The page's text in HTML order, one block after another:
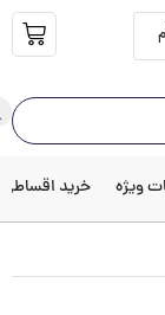
ویژه خرید اقساطی